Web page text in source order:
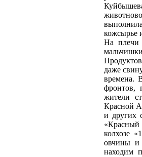
кожсырье
На плечи
даже
времена.
фронтов,
жители
Красной
и других
колхозе
овчины и
находим